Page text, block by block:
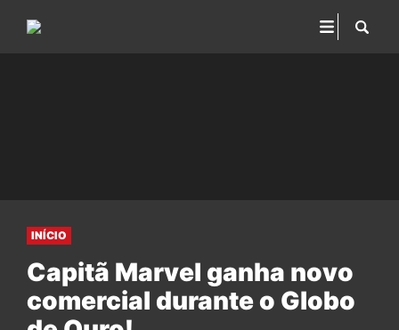
INÍCIO
Capitã Marvel ganha novo
comercial durante o Globo